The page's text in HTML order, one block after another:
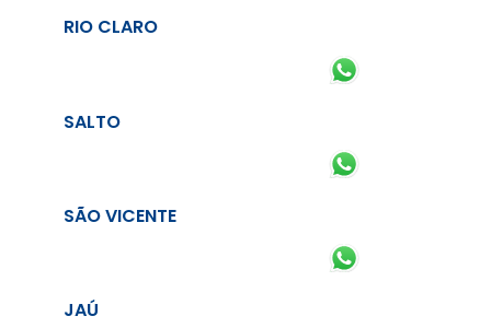
RIO CLARO
SALTO
SÃO VICENTE
JAÚ